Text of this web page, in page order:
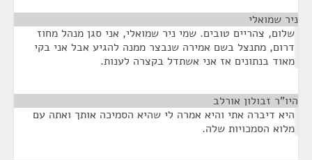
ניר שמואלי
שלום, צהריים טובים. שמי ניר שמואלי, אני סגן מנהל מחוז
דרום, מתנצל בשם אמירה שנבצר ממנה להגיע אבל אני בקי
מאוד בנתונים אז אני אשתדל בקצרה לענות.
היו"ר זבולון אורלב
היא דיברה אתי והיא אמרה לי שהיא הסמיכה אותך ואתה עם
מלוא הסמכויות שלה.